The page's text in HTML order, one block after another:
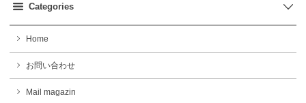
Categories
Home
お問い合わせ
Mail magazin